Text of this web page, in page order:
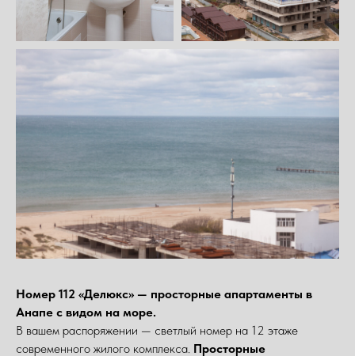
Номер 112 «Делюкс» — просторные апартаменты в
Анапе с видом на море.
В вашем распоряжении — светлый номер на 12 этаже
современного жилого комплекса. Просторные